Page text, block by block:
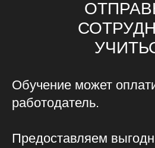
Обучение может
работодатель.
Предоставляем